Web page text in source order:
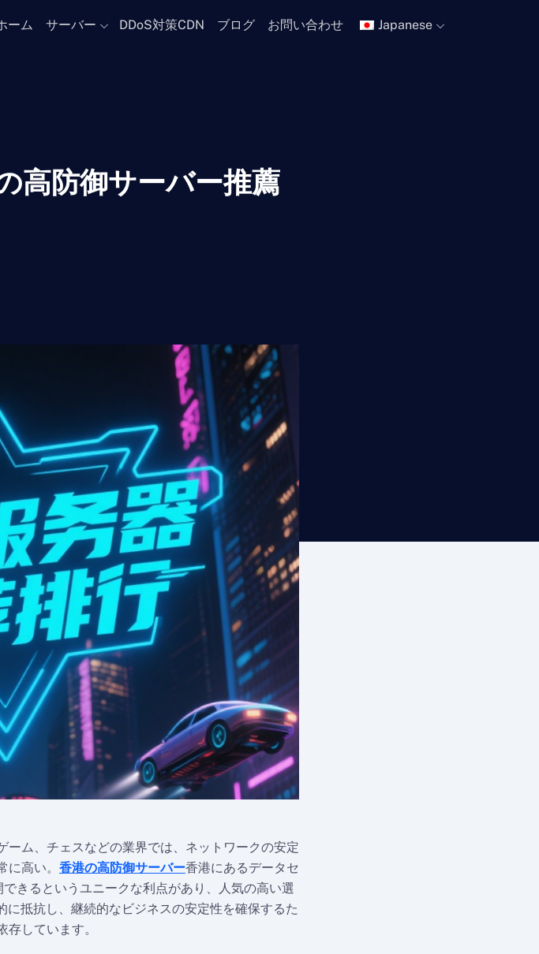
ーム サーバー DDoS対策CDN ブログ お問い合わせ Japanese
高防御サーバー推薦
ム、チェスなどの業界では、ネットワークの安定
高い。 香港の高防御サーバー香港にあるデータセ
きるというユニークな利点があり、人気の高い選
に抵抗し、継続的なビジネスの安定性を確保するた
しています。